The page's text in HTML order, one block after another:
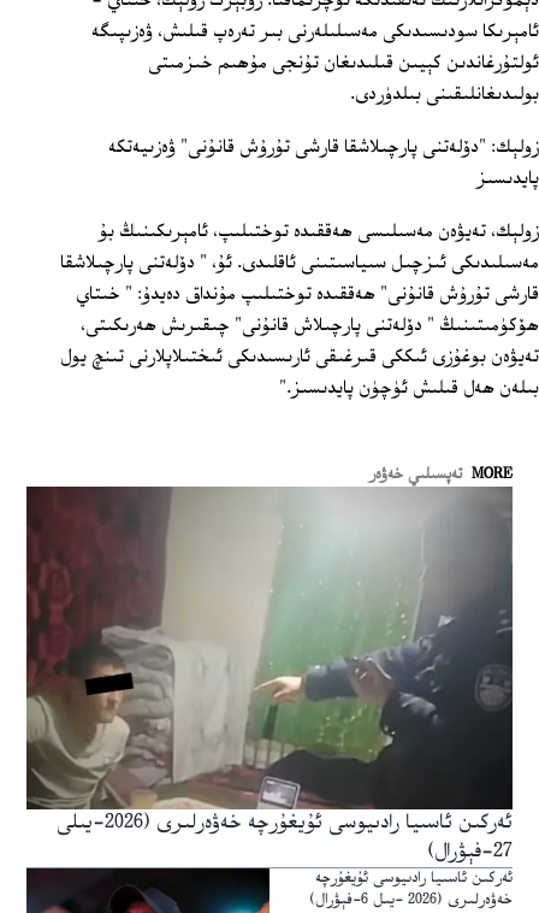
ئامېرىكا سودىسىدىكى مەسىلىلەرنى بىر تەرەپ قىلىش، ۋەزىپىگە
ئولتۇرغاندىن كېيىن قىلىدىغان تۇنجى مۇھىم خىزمىتى
بولىدىغانلىقىنى بىلدۈردى.
زولېك: "دۆلەتنى پارچىلاشقا قارشى تۇرۇش قانۇنى" ۋەزىيەتكە
پايدىسىز
زولېك، تەيۋەن مەسىلىسى ھەققىدە توختىلىپ، ئامېرىكىنىڭ بۇ
مەسىلىدىكى ئىزچىل سىياسىتىنى ئاقلىدى. ئۇ، " دۆلەتنى پارچىلاشقا
قارشى تۇرۇش قانۇنى" ھەققىدە توختىلىپ مۇنداق دەيدۇ: " خىتاي
ھۆكۈمىتىنىڭ " دۆلەتنى پارچىلاش قانۇنى" چىقىرىش ھەرىكىتى،
تەيۋەن بوغۇزى ئىككى قىرغىقى ئارىسىدىكى ئىختىلاپلارنى تىنچ يول
بىلەن ھەل قىلىش ئۈچۈن پايدىسىز."
MORE تەپسىلىي خەۋەر
ئەركىن ئاسىيا رادىيوسى ئۇيغۇرچە خەۋەرلىرى (2026-يىلى
27-فېۋرال)
ئەركىن ئاسىيا رادىيوسى ئۇيغۇرچە
خەۋەرلىرى (2026 -يىل 6-فېۋرال)